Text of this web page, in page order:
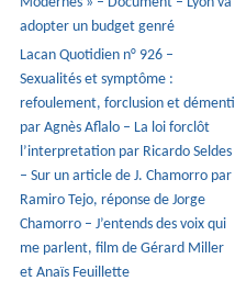
adopter un budget genré
Lacan Quotidien n° 926 –
Sexualités et symptôme :
refoulement, forclusion et démenti
par Agnès Aflalo – La loi forclôt
l’interpretation par Ricardo Seldes
– Sur un article de J. Chamorro par
Ramiro Tejo, réponse de Jorge
Chamorro – J’entends des voix qui
me parlent, film de Gérard Miller
et Anaïs Feuillette